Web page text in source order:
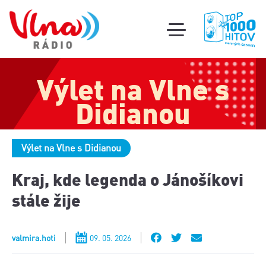
toggle
mobile
menu
Výlet na Vlne s
Didianou
Výlet na Vlne s Didianou
Kraj, kde legenda o Jánošíkovi
stále žije
valmira.hoti 09. 05. 2026